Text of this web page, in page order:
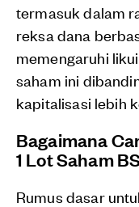
termasuk dalam
reksa dana
memengaruhi
saham ini
kapitalisasi lebih
Bagaimana
1 Lot Saham
Rumus dasar